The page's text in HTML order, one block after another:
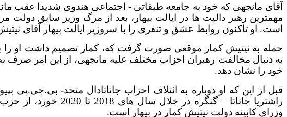
آقای مانجهی که خود به جامعه طبقاتی - اجتماعی هندوی شدیدا عقب
مهمترین رهبر دالیت ها در ایالت بیهار، بعد از مرگ وزیر سابق دولت
است. او تاکنون روابط عشق و تنفری را با سروزیر ایالت بیهار آقای
حمله به نیتیش کمار موقعی صورت گرفت که، کمار تصمیم داشت او را
به دنبال مخالفت رهبران احزاب مختلف علیه مانجهی، از این امر صرف
خود را نشان دهد.
قبل از این که او دوباره به ائتلاف احزاب جاناتادال متحد- بی.جی.پی
راشتریا جاناتا – گنگره
وزرای کابینه دولت نیتیش کمار در بیهار است.